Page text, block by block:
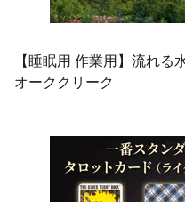
【睡眠用 作業用】流れる
オーククリーク